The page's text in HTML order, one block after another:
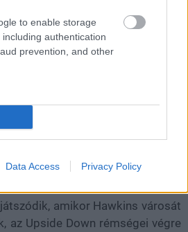
to enable storage
authentication
prevention, and other
Data Access Privacy Policy
nem újdonság a mozis
10-én aOne Piece második
is vászonra vitték, míg
a
Eric Robles, producerei pedig a
széria alkotói is. A spin-off
23-án lesz a Netflix kínálatában.
amikor Hawkins városát
az Upside Down rémségei végre